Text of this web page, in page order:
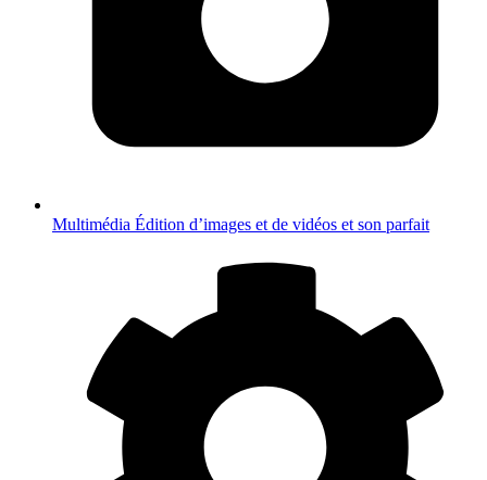
Multimédia Édition d’images et de vidéos et son parfait